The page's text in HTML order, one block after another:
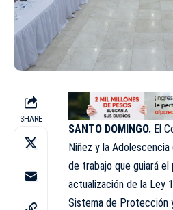
SHARE
SANTO DOMINGO. El
Niñez y la
de trabajo que guiará
actualización de la Ley
Sistema de Protección